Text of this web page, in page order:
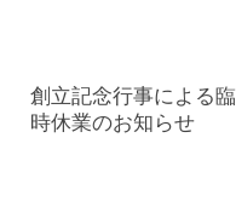
創立記念行事による臨
時休業のお知らせ